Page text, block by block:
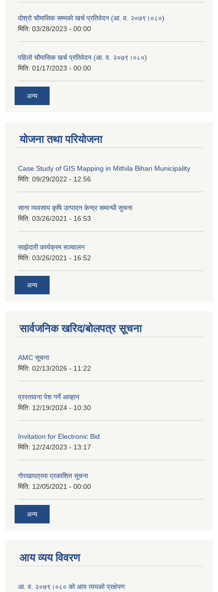
दोश्रो चौमासिक सम्मको खर्च प्रतिवेदन (आ. व. २०७९।०८०)
मिति: 03/28/2023 - 00:00
पहिलो चौमासिक खर्च प्रतिवेदन (आ. व. २०७९।०८०)
मिति: 01/17/2023 - 00:00
अन्य
योजना तथा परियोजना
Case Study of GIS Mapping in Mithila Bihari Municipality
मिति: 09/29/2022 - 12:56
साना व्यवसाय कृषि उत्पादन केन्द्र सम्वन्धी सुचना
मिति: 03/26/2021 - 16:53
साझेदारी कार्यक्रम सञ्चालन
मिति: 03/26/2021 - 16:52
अन्य
सार्वजनिक खरिद/बोलपत्र सूचना
AMC सूचना
मिति: 02/13/2026 - 11:22
प्रस्तावना पेश गर्ने आव्हान
मिति: 12/19/2024 - 10:30
Invitation for Electronic Bid
मिति: 12/24/2023 - 13:17
गोरखापत्रमा प्रकाशित सूचना
मिति: 12/05/2021 - 00:00
अन्य
आय व्यय विवरण
आ. व. २०७९।०८० को आय व्ययको प्रक्षेपण